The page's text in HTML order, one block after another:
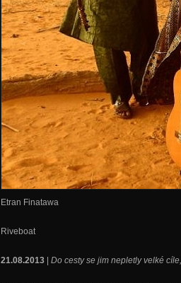
Etran Finatawa
Riveboat
21.08.2013| Do cesty se jim nepletly velké